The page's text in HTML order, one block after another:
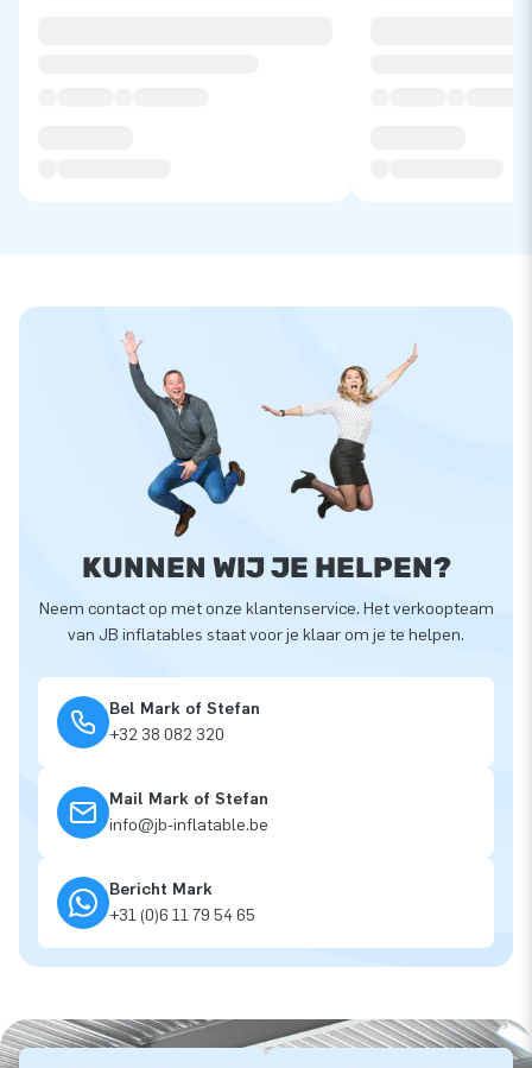
KUNNEN WIJ JE HELPEN?
Neem contact op met onze klantenservice. Het verkoopteam
van JB inflatables staat voor je klaar om je te helpen.
Bel Mark of Stefan
+32 38 082 320
Mail Mark of Stefan
info@jb-inflatable.be
Bericht Mark
+31 (0)6 11 79 54 65